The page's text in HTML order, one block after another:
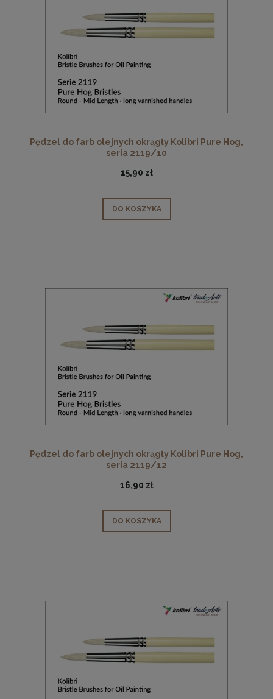
Pędzel do farb olejnych okrągły Kolibri Pure Hog,
seria 2119/10
15,90 zł
DO KOSZYKA
Pędzel do farb olejnych okrągły Kolibri Pure Hog,
seria 2119/12
16,90 zł
DO KOSZYKA